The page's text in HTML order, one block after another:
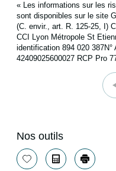
« Les informations sur les
sont disponibles sur le site
(C. envir., art. R. 125-25, I)
CCI Lyon Métropole St
identification 894 020 387N°
42409025600027 RCP Pro
Nos outils
SélectionnerCalculatriceImprimer